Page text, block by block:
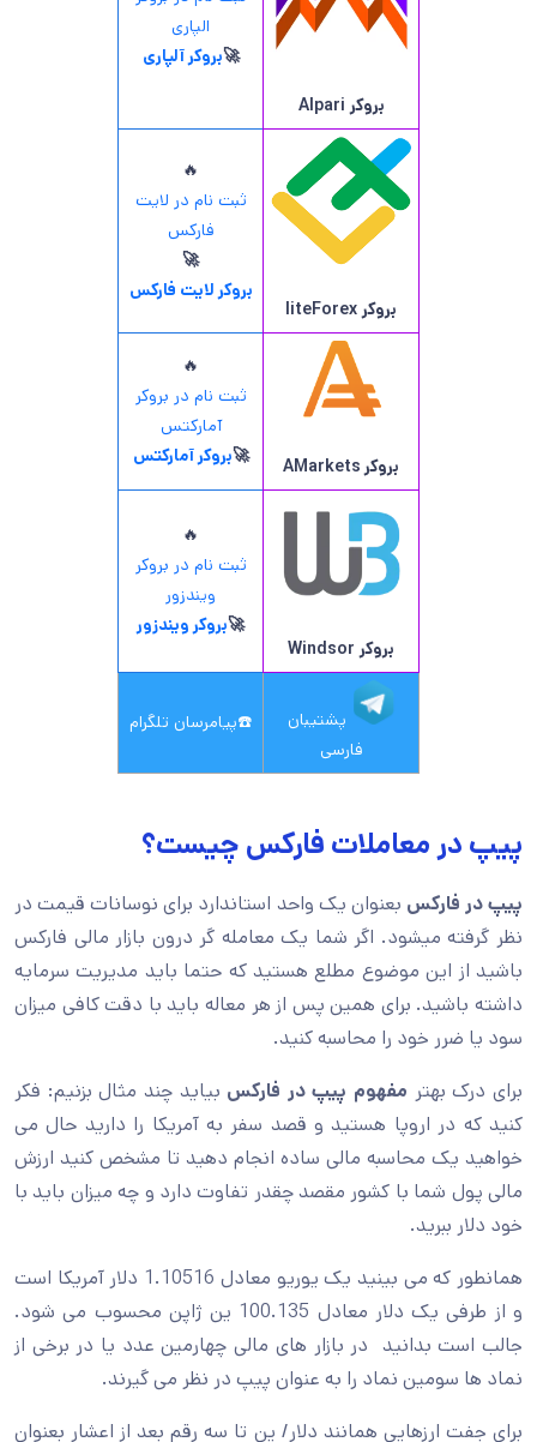
بروکر Alpari
الپاری
🚀بروکر آلپاری
بروکر liteForex
🔥
ثبت نام در لایت
فارکس
🚀
بروکر لایت فارکس
بروکر AMarkets
🔥
ثبت نام در بروکر
آمارکتس
🚀بروکر آمارکتس
بروکر Windsor
🔥
ثبت نام در بروکر
ویندزور
🚀بروکر ویندزور
پشتیبان
فارسی
☎️پیامرسان تلگرام
پیپ در معاملات فارکس چیست؟
پیپ در فارکس بعنوان یک واحد استاندارد برای نوسانات قیمت در
نظر گرفته میشود. اگر شما یک معامله گر درون بازار مالی فارکس
باشید از این موضوع مطلع هستید که حتما باید مدیریت سرمایه
داشته باشید. برای همین پس از هر معاله باید با دقت کافی میزان
سود یا ضرر خود را محاسبه کنید.
برای درک بهتر مفهوم پیپ در فارکس بیاید چند مثال بزنیم: فکر
کنید که در اروپا هستید و قصد سفر به آمریکا را دارید حال می
خواهید یک محاسبه مالی ساده انجام دهید تا مشخص کنید ارزش
مالی پول شما با کشور مقصد چقدر تفاوت دارد و چه میزان باید با
خود دلار ببرید.
همانطور که می بینید یک یوریو معادل 1.10516 دلار آمریکا است
و از طرفی یک دلار معادل 100.135 ین ژاپن محسوب می شود.
جالب است بدانید در بازار های مالی چهارمین عدد یا در برخی از
نماد ها سومین نماد را به عنوان پیپ در نظر می گیرند.
برای جفت ارزهایی همانند دلار/ ین تا سه رقم بعد از اعشار بعنوان